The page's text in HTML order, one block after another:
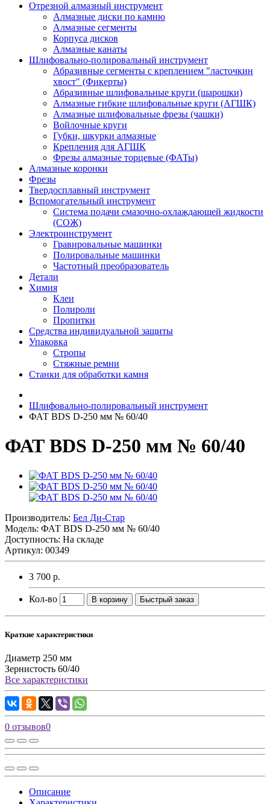
Отрезной алмазный инструмент
Алмазные диски по камню
Алмазные сегменты
Корпуса дисков
Алмазные канаты
Шлифовально-полировальный инструмент
Абразивные сегменты с креплением "ласточкин
хвост" (Фикерты)
Абразивные шлифовальные круги (шарошки)
Алмазные гибкие шлифовальные круги (АГШК)
Алмазные шлифовальные фрезы (чашки)
Войлочные круги
Губки, шкурки алмазные
Крепления для АГШК
Фрезы алмазные торцевые (ФАТы)
Алмазные коронки
Фрезы
Твердосплавный инструмент
Вспомогательный инструмент
Система подачи смазочно-охлаждающей жидкости
(СОЖ)
Электроинструмент
Гравировальные машинки
Полировальные машинки
Частотный преобразователь
Детали
Химия
Клеи
Полироли
Пропитки
Средства индивидуальной защиты
Упаковка
Стропы
Стяжные ремни
Станки для обработки камня
Шлифовально-полировальный инструмент
ФАТ BDS D-250 мм № 60/40
ФАТ BDS D-250 мм № 60/40
Производитель: Бел Ди-Стар
Модель: ФАТ BDS D-250 мм № 60/40
Доступность: На складе
Артикул: 00349
3 700 р.
Кол-во В корзину Быстрый заказ
Краткие характеристики
Диаметр 250 мм
Зернистость 60/40
Все характеристики
0 отзывов0
Описание